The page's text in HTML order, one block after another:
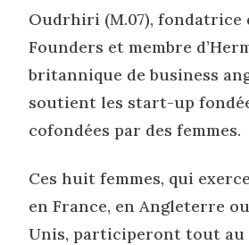
Oudrhiri (M.07), fondatrice
Founders et membre
britannique de business
soutient les start-up
cofondées par des femmes.
Ces huit femmes, qui
en France, en Angleterre
Unis, participeront tout au